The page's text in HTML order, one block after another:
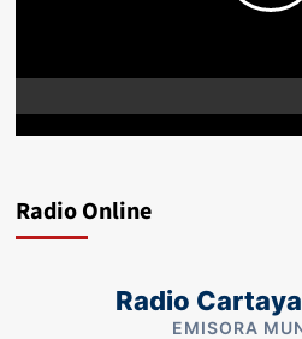
Radio Online
Radio
EMISORA